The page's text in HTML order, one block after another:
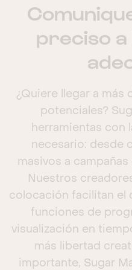
preciso a
¿Quiere llegar a más
potenciales?
herramientas con
necesario: desde
masivos a
Nuestros
colocación facilitan el
funciones de
visualización en
más libertad
importante, Sugar